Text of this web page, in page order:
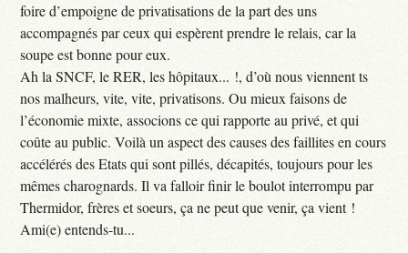
foire d’empoigne de privatisations de la part des uns
accompagnés par ceux qui espèrent prendre le relais, car la
soupe est bonne pour eux.
Ah la SNCF, le RER, les hôpitaux... !, d’où nous viennent ts
nos malheurs, vite, vite, privatisons. Ou mieux faisons de
l’économie mixte, associons ce qui rapporte au privé, et qui
coûte au public. Voilà un aspect des causes des faillites en cours
accélérés des Etats qui sont pillés, décapités, toujours pour les
mêmes charognards. Il va falloir finir le boulot interrompu par
Thermidor, frères et soeurs, ça ne peut que venir, ça vient !
Ami(e) entends-tu...